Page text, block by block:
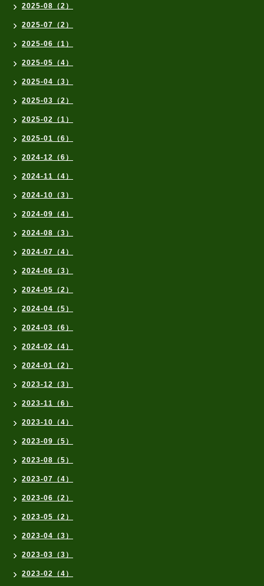
2025-08（2）
2025-07（2）
2025-06（1）
2025-05（4）
2025-04（3）
2025-03（2）
2025-02（1）
2025-01（6）
2024-12（6）
2024-11（4）
2024-10（3）
2024-09（4）
2024-08（3）
2024-07（4）
2024-06（3）
2024-05（2）
2024-04（5）
2024-03（6）
2024-02（4）
2024-01（2）
2023-12（3）
2023-11（6）
2023-10（4）
2023-09（5）
2023-08（5）
2023-07（4）
2023-06（2）
2023-05（2）
2023-04（3）
2023-03（3）
2023-02（4）